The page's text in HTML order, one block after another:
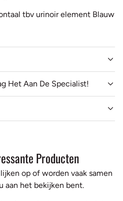
tbv urinoir element Blauw
Het Aan De Specialist!
Producten
op of worden vaak samen
aan het bekijken bent.